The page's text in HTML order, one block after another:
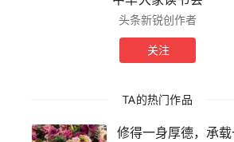
头条新锐创作者
关注
TA的热门作品
修得一身厚德，承